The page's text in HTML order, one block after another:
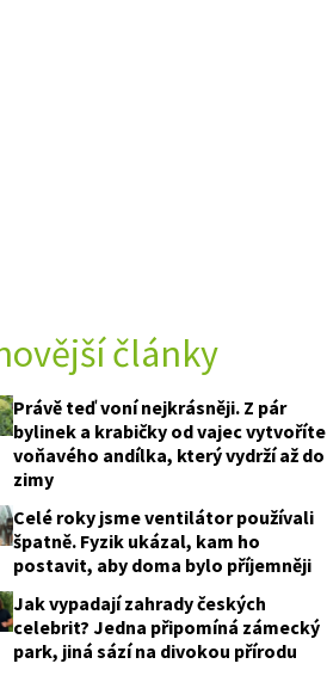
články
Právě teď voní nejkrásněji. Z pár
bylinek a krabičky od vajec vytvoříte
voňavého andílka, který vydrží až do
zimy
Celé roky jsme ventilátor používali
špatně. Fyzik ukázal, kam ho
postavit, aby doma bylo příjemněji
Jak vypadají zahrady českých
celebrit? Jedna připomíná zámecký
park, jiná sází na divokou přírodu